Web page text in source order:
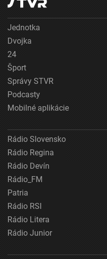
Jednotka
Dvojka
24
Šport
Správy STVR
Podcasty
Mobilné aplikácie
Rádio Slovensko
Rádio Regina
Rádio Devín
Rádio_FM
Patria
Rádio RSI
Rádio Litera
Rádio Junior